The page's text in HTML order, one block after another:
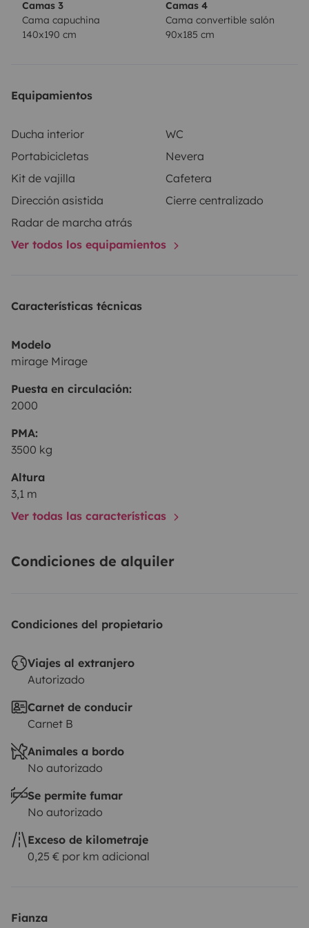
pneumatiques pour un confort de route, GPS spécial
camping-car, il vous permettra d’explorer les plus
moi pour en savoir plus !
Camas 3
Cama capuchina
140x190 cm
Camas 4
Cama convertible salón
90x185 cm
Equipamientos
Ducha interior
WC
Portabicicletas
Nevera
Kit de vajilla
Cafetera
Dirección asistida
Cierre centralizado
Radar de marcha atrás
Ver todos los equipamientos
Características técnicas
Modelo
mirage Mirage
Puesta en circulación:
2000
PMA:
3500 kg
Altura
3,1 m
Ver todas las características
Condiciones de alquiler
Condiciones del propietario
Viajes al extranjero
Autorizado
Carnet de conducir
Carnet B
Animales a bordo
No autorizado
Se permite fumar
No autorizado
Exceso de kilometraje
0,25 € por km adicional
Fianza